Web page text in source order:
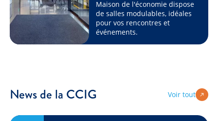
Maison de l'économie dispose
de salles modulables, idéales
pour vos rencontres et
événements.
News de la CCIG Voir tout